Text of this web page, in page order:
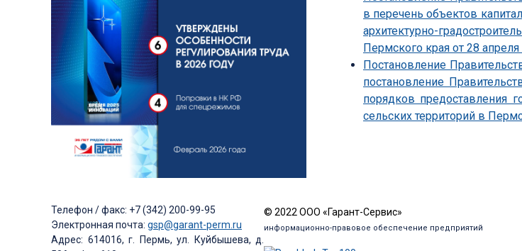
в перечень объектов
архитектурно-
Пермского края от 28
Постановление
постановление
порядков предоставления
сельских территорий в
Телефон / факс: +7 (342) 200-99-95
Электронная почта: gsp@garant-perm.ru
Адрес: 614016, г. Пермь, ул. Куйбышева, д.
© 2022 ООО «Гарант-Сервис»
информационно-правовое обеспечение предприятий